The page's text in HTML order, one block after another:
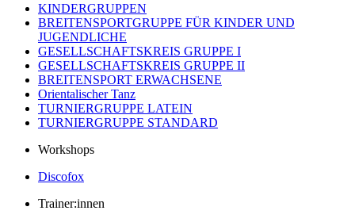
KINDERGRUPPEN
BREITENSPORTGRUPPE FÜR KINDER UND
JUGENDLICHE
GESELLSCHAFTSKREIS GRUPPE I
GESELLSCHAFTSKREIS GRUPPE II
BREITENSPORT ERWACHSENE
Orientalischer Tanz
TURNIERGRUPPE LATEIN
TURNIERGRUPPE STANDARD
Workshops
Discofox
Trainer:innen